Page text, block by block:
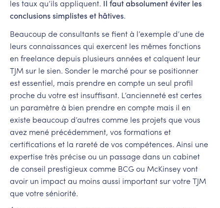
les taux qu’ils appliquent. Il faut absolument éviter les
conclusions simplistes et hâtives.
Beaucoup de consultants se fient à l’exemple d’une de
leurs connaissances qui exercent les mêmes fonctions
en freelance depuis plusieurs années et calquent leur
TJM sur le sien. Sonder le marché pour se positionner
est essentiel, mais prendre en compte un seul profil
proche du votre est insuffisant. L’ancienneté est certes
un paramètre à bien prendre en compte mais il en
existe beaucoup d’autres comme les projets que vous
avez mené précédemment, vos formations et
certifications et la rareté de vos compétences. Ainsi une
expertise très précise ou un passage dans un cabinet
de conseil prestigieux comme BCG ou McKinsey vont
avoir un impact au moins aussi important sur votre TJM
que votre séniorité.